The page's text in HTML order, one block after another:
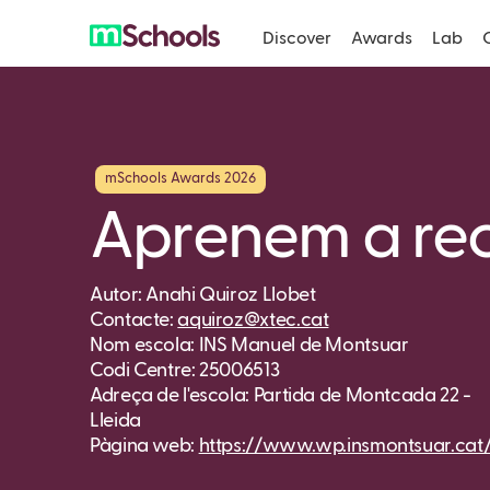
Discover Awards Lab
mSchools Awards 2026
Aprenem a
Autor: Anahi Quiroz Llobet
Contacte:aquiroz@xtec.cat
Nom escola: INS Manuel de Montsuar
Codi Centre: 25006513
Adreça de l'escola: Partida de Montcada 22 -
Lleida
Pàgina web: https://